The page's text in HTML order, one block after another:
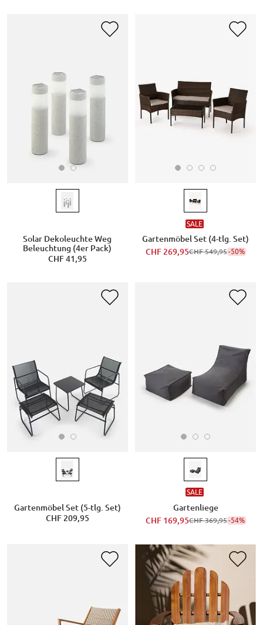
Solar Dekoleuchte Weg
Beleuchtung (4er Pack)
CHF 41,95
SALE
Gartenmöbel Set (4-tlg. Set)
CHF 269,95CHF 549,95-50%
Gartenmöbel Set (5-tlg. Set)
CHF 209,95
SALE
Gartenliege
CHF 169,95CHF 369,95-54%